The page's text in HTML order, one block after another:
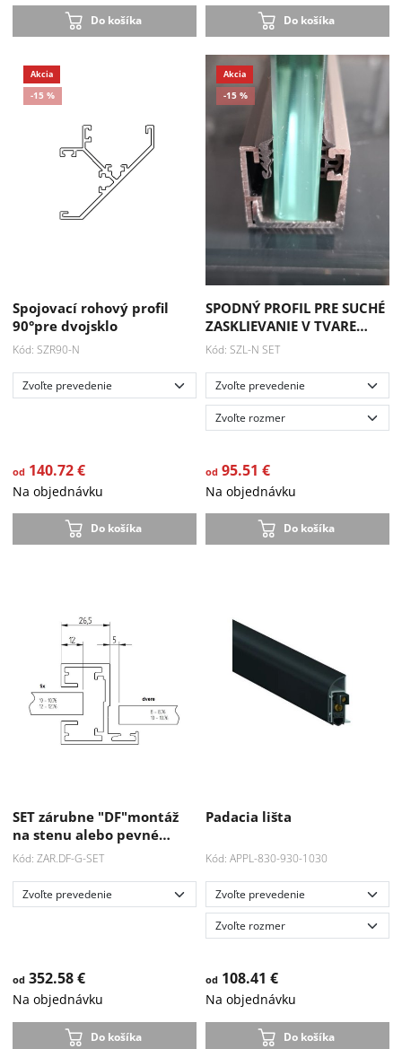
Akcia
Do košíka Do košíka
Spojovací rohový profil
90°pre dvojsklo
Kód: SZR90-N
od140.72 €
Na objednávku
Do košíka
SPODNÝ PROFIL PRE SUCHÉ
ZASKLIEVANIE V TVARE…
Kód: SZL-N SET
od 95.51 €
Na objednávku
Do košíka
SET zárubne "DF"montáž
na stenu alebo pevné…
Kód: ZAR.DF-G-SET
od352.58 €
Na objednávku
Do košíka
Padacia lišta
Kód: APPL-830-930-1030
od 108.41 €
Na objednávku
Do košíka